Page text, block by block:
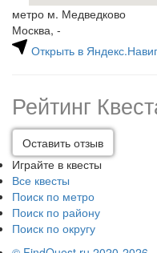
метро м. Медведково
Москва, -
Открыть в
Рейтинг
Оставить отзыв
Играйте в квесты
Все квесты
Поиск по метро
Поиск по району
Поиск по округу